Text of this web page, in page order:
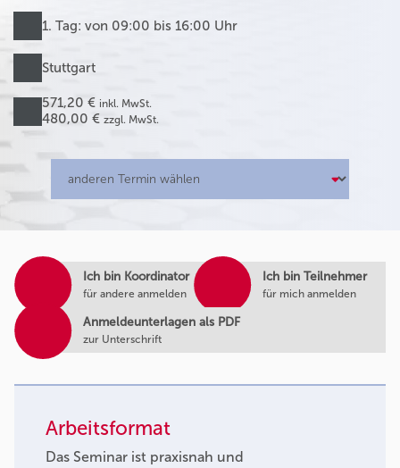
1. Tag: von 09:00 bis 16:00 Uhr
Stuttgart
571,20 € inkl. MwSt.
480,00 € zzgl. MwSt.
Arbeitsformat
Das Seminar ist praxisnah und
Ich bin Koordinator
für andere anmelden
Ich bin Teilnehmer
für mich anmelden
Anmeldeunterlagen als PDF
zur Unterschrift